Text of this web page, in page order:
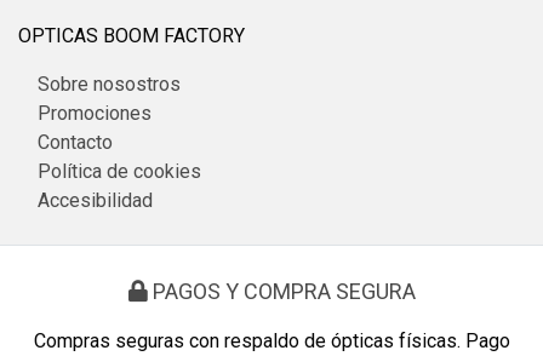
OPTICAS BOOM FACTORY
Sobre nosostros
Promociones
Contacto
Política de cookies
Accesibilidad
PAGOS Y COMPRA SEGURA
Compras seguras con respaldo de ópticas físicas. Pago